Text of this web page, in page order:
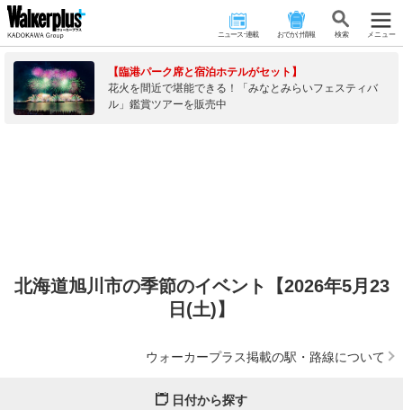
ニュース･連載 おでかけ情報 検 索 メニュー
【臨港パーク席と宿泊ホテルがセット】
花火を間近で堪能できる！「みなとみらいフェスティバ
ル」鑑賞ツアーを販売中
北海道旭川市の季節のイベント【2026年5月23
日(土)】
ウォーカープラス掲載の駅・路線について
日付から探す